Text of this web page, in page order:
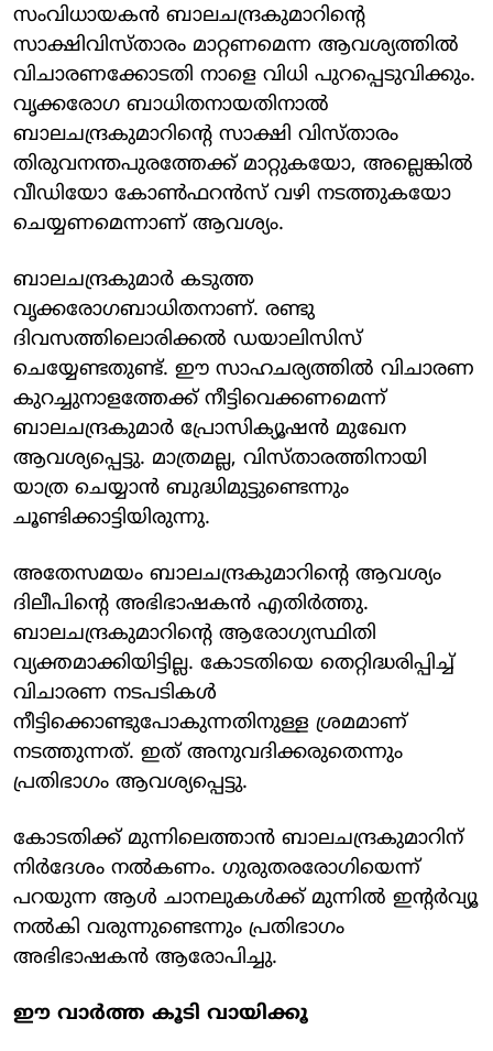
സംവിധായകന്‍ ബാലചന്ദ്രകുമാറിന്റെ
സാക്ഷിവിസ്താരം മാറ്റണമെന്ന ആവശ്യത്തില്‍
വിചാരണക്കോടതി നാളെ വിധി പുറപ്പെടുവിക്കും.
വൃക്കരോഗ ബാധിതനായതിനാല്‍
ബാലചന്ദ്രകുമാറിന്റെ സാക്ഷി വിസ്താരം
തിരുവനന്തപുരത്തേക്ക് മാറ്റുകയോ, അല്ലെങ്കില്‍
വീഡിയോ കോണ്‍ഫറന്‍സ് വഴി നടത്തുകയോ
ചെയ്യണമെന്നാണ് ആവശ്യം.
ബാലചന്ദ്രകുമാര്‍ കടുത്ത
വൃക്കരോഗബാധിതനാണ്. രണ്ടു
ദിവസത്തിലൊരിക്കല്‍ ഡയാലിസിസ്
ചെയ്യേണ്ടതുണ്ട്. ഈ സാഹചര്യത്തില്‍ വിചാരണ
കുറച്ചുനാളത്തേക്ക് നീട്ടിവെക്കണമെന്ന്
ബാലചന്ദ്രകുമാര്‍ പ്രോസിക്യൂഷന്‍ മുഖേന
ആവശ്യപ്പെട്ടു. മാത്രമല്ല, വിസ്താരത്തിനായി
യാത്ര ചെയ്യാന്‍ ബുദ്ധിമുട്ടുണ്ടെന്നും
ചൂണ്ടിക്കാട്ടിയിരുന്നു.
അതേസമയം ബാലചന്ദ്രകുമാറിന്റെ ആവശ്യം
ദിലീപിന്റെ അഭിഭാഷകന്‍ എതിര്‍ത്തു.
ബാലചന്ദ്രകുമാറിന്റെ ആരോഗ്യസ്ഥിതി
വ്യക്തമാക്കിയിട്ടില്ല. കോടതിയെ തെറ്റിദ്ധരിപ്പിച്ച്
വിചാരണ നടപടികള്‍
നീട്ടിക്കൊണ്ടുപോകുന്നതിനുള്ള ശ്രമമാണ്
നടത്തുന്നത്. ഇത് അനുവദിക്കരുതെന്നും
പ്രതിഭാഗം ആവശ്യപ്പെട്ടു.
കോടതിക്ക് മുന്നിലെത്താന്‍ ബാലചന്ദ്രകുമാറിന്
നിര്‍ദേശം നല്‍കണം. ഗുരുതരരോഗിയെന്ന്
പറയുന്ന ആള്‍ ചാനലുകള്‍ക്ക് മുന്നില്‍ ഇന്റര്‍വ്യൂ
നല്‍കി വരുന്നുണ്ടെന്നും പ്രതിഭാഗം
അഭിഭാഷകന്‍ ആരോപിച്ചു.
ഈ വാര്‍ത്ത കൂടി വായിക്കൂ